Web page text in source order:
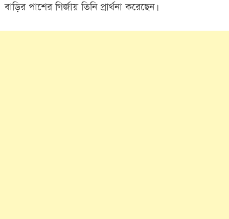
বাড়ির পাশের গির্জায় তিনি প্রার্থনা করেছেন।